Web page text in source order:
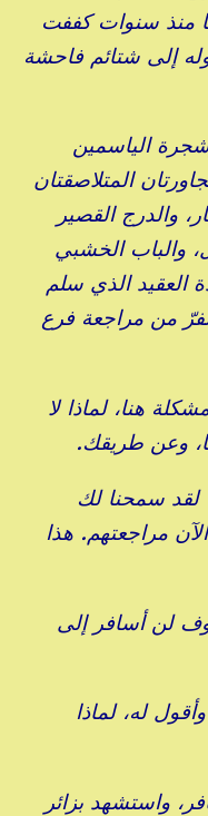
منذ سنوات كففت
إلى شتائم فاحشة
الياسمين
المتلاصقتان
والدرج القصير
والباب الخشبي
العقيد الذي سلم
من مراجعة فرع
هنا، لماذا لا
وعن طريقك.
لقد سمحنا لك
مراجعتهم. هذا
لن أسافر إلى
له، لماذا
واستشهد بزائر